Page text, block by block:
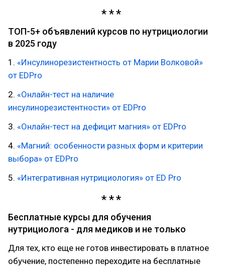
ТОП-5+ объявлений курсов по нутрициологии
в 2025 году
1. «Инсулинорезистентность от Марии Волковой»
от EDPro
2. «Онлайн-тест на наличие
инсулинорезистентности» от EDPro
3. «Онлайн-тест на дефицит магния» от EDPro
4. «Магний: особенности разных форм и критерии
выбора» от EDPro
5. «Интегративная нутрициология» от ED Pro
Бесплатные курсы для обучения
нутрициолога - для медиков и не только
Для тех, кто еще не готов инвестировать в платное
обучение, постепенно переходите на бесплатные